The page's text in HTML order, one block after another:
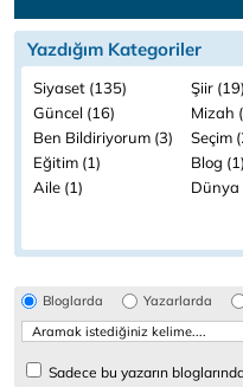
Yazdığım Kategoriler
Siyaset (135)
Şiir (19)
Güncel (16)
Mizah
Ben Bildiriyorum (3)
Seçim
Eğitim (1)
Blog (1)
Aile (1)
Dünya
Bloglarda Yazarlarda
Sadece bu yazarın